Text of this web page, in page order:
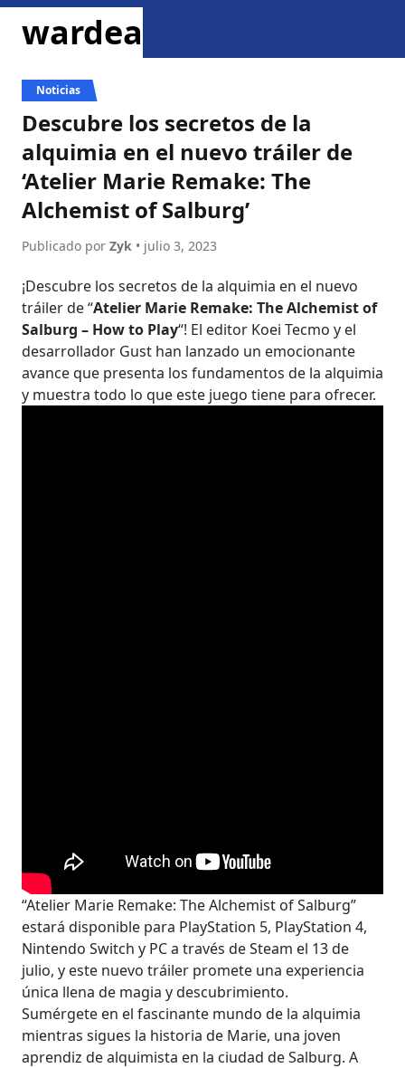
ir al contenido
wardea
Noticias
Descubre los secretos de la
alquimia en el nuevo tráiler de
‘Atelier Marie Remake: The
Alchemist of Salburg’
Publicado por Zyk • julio 3, 2023
¡Descubre los secretos de la alquimia en el nuevo
tráiler de “Atelier Marie Remake: The Alchemist of
Salburg – How to Play“! El editor Koei Tecmo y el
desarrollador Gust han lanzado un emocionante
avance que presenta los fundamentos de la alquimia
y muestra todo lo que este juego tiene para ofrecer.
“Atelier Marie Remake: The Alchemist of Salburg”
estará disponible para PlayStation 5, PlayStation 4,
Nintendo Switch y PC a través de Steam el 13 de
julio, y este nuevo tráiler promete una experiencia
única llena de magia y descubrimiento.
Sumérgete en el fascinante mundo de la alquimia
mientras sigues la historia de Marie, una joven
aprendiz de alquimista en la ciudad de Salburg. A